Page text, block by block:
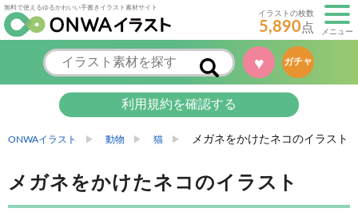
無料で使えるゆるかわいい手書きイラスト素材サイト
イラストの枚数
5,890点 メニュー
♥ ガチャ
利用規約を確認する
ONWAイラスト 動物 猫 メガネをかけたネコのイラスト
メガネをかけたネコのイラスト